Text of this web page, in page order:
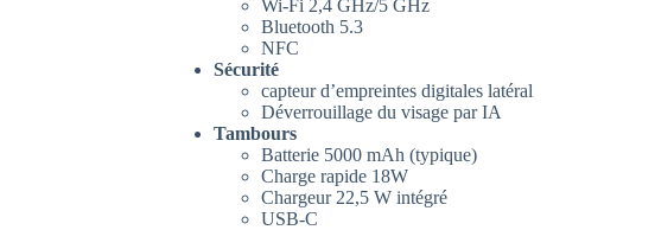
Wi-Fi 2,4 GHz/5 GHz
Bluetooth 5.3
NFC
Sécurité
capteur d’empreintes digitales latéral
Déverrouillage du visage par IA
Tambours
Batterie 5000 mAh (typique)
Charge rapide 18W
Chargeur 22,5 W intégré
USB-C